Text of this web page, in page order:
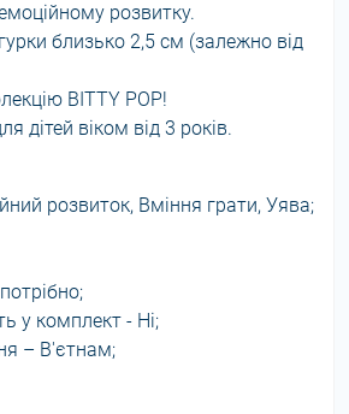
розвитку.
близько 2,5 см (залежно від
BITTY POP!
дітей віком від 3 років.
розвиток, Вміння грати, Уява;
у комплект - Ні;
– В'єтнам;